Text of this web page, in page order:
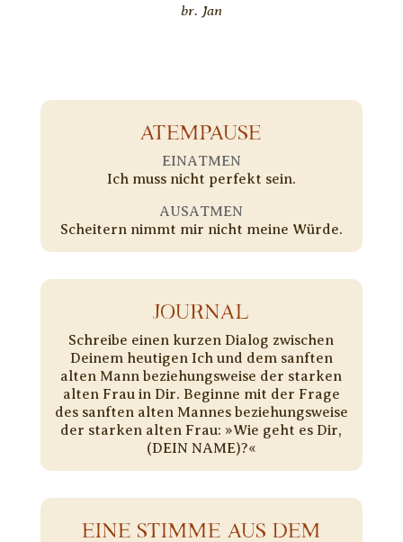
br. Jan
ATEMPAUSE
EINATMEN
Ich muss nicht perfekt sein.
AUSATMEN
Scheitern nimmt mir nicht meine Würde.
JOURNAL
Schreibe einen kurzen Dialog zwischen
Deinem heutigen Ich und dem sanften
alten Mann beziehungsweise der starken
alten Frau in Dir. Beginne mit der Frage
des sanften alten Mannes beziehungsweise
der starken alten Frau: »Wie geht es Dir,
(DEIN NAME)?«
EINE STIMME AUS DEM